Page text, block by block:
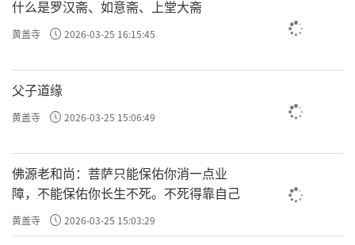
什么是罗汉斋、如意斋、上堂大斋
黄盖寺 2026-03-25 16:15:45
父子道缘
黄盖寺 2026-03-25 15:06:49
佛源老和尚：菩萨只能保佑你消一点业
障，不能保佑你长生不死。不死得靠自己
黄盖寺 2026-03-25 15:03:29